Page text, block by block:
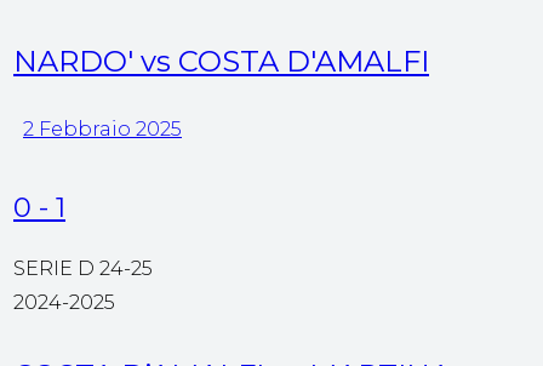
NARDO' vs COSTA D'AMALFI
2 Febbraio 2025
0 - 1
SERIE D 24-25
2024-2025